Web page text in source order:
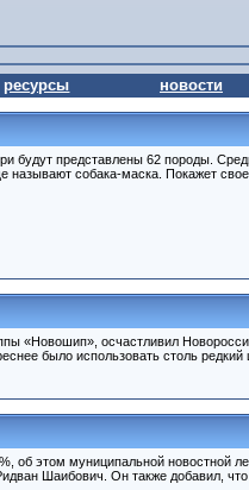
ресурсы новости
будут представлены 62 породы.
называют собака-маска. Покажет
«Новошип», осчастливил
было использовать столь
об этом муниципальной новостной
Шаибович. Он также добавил, что